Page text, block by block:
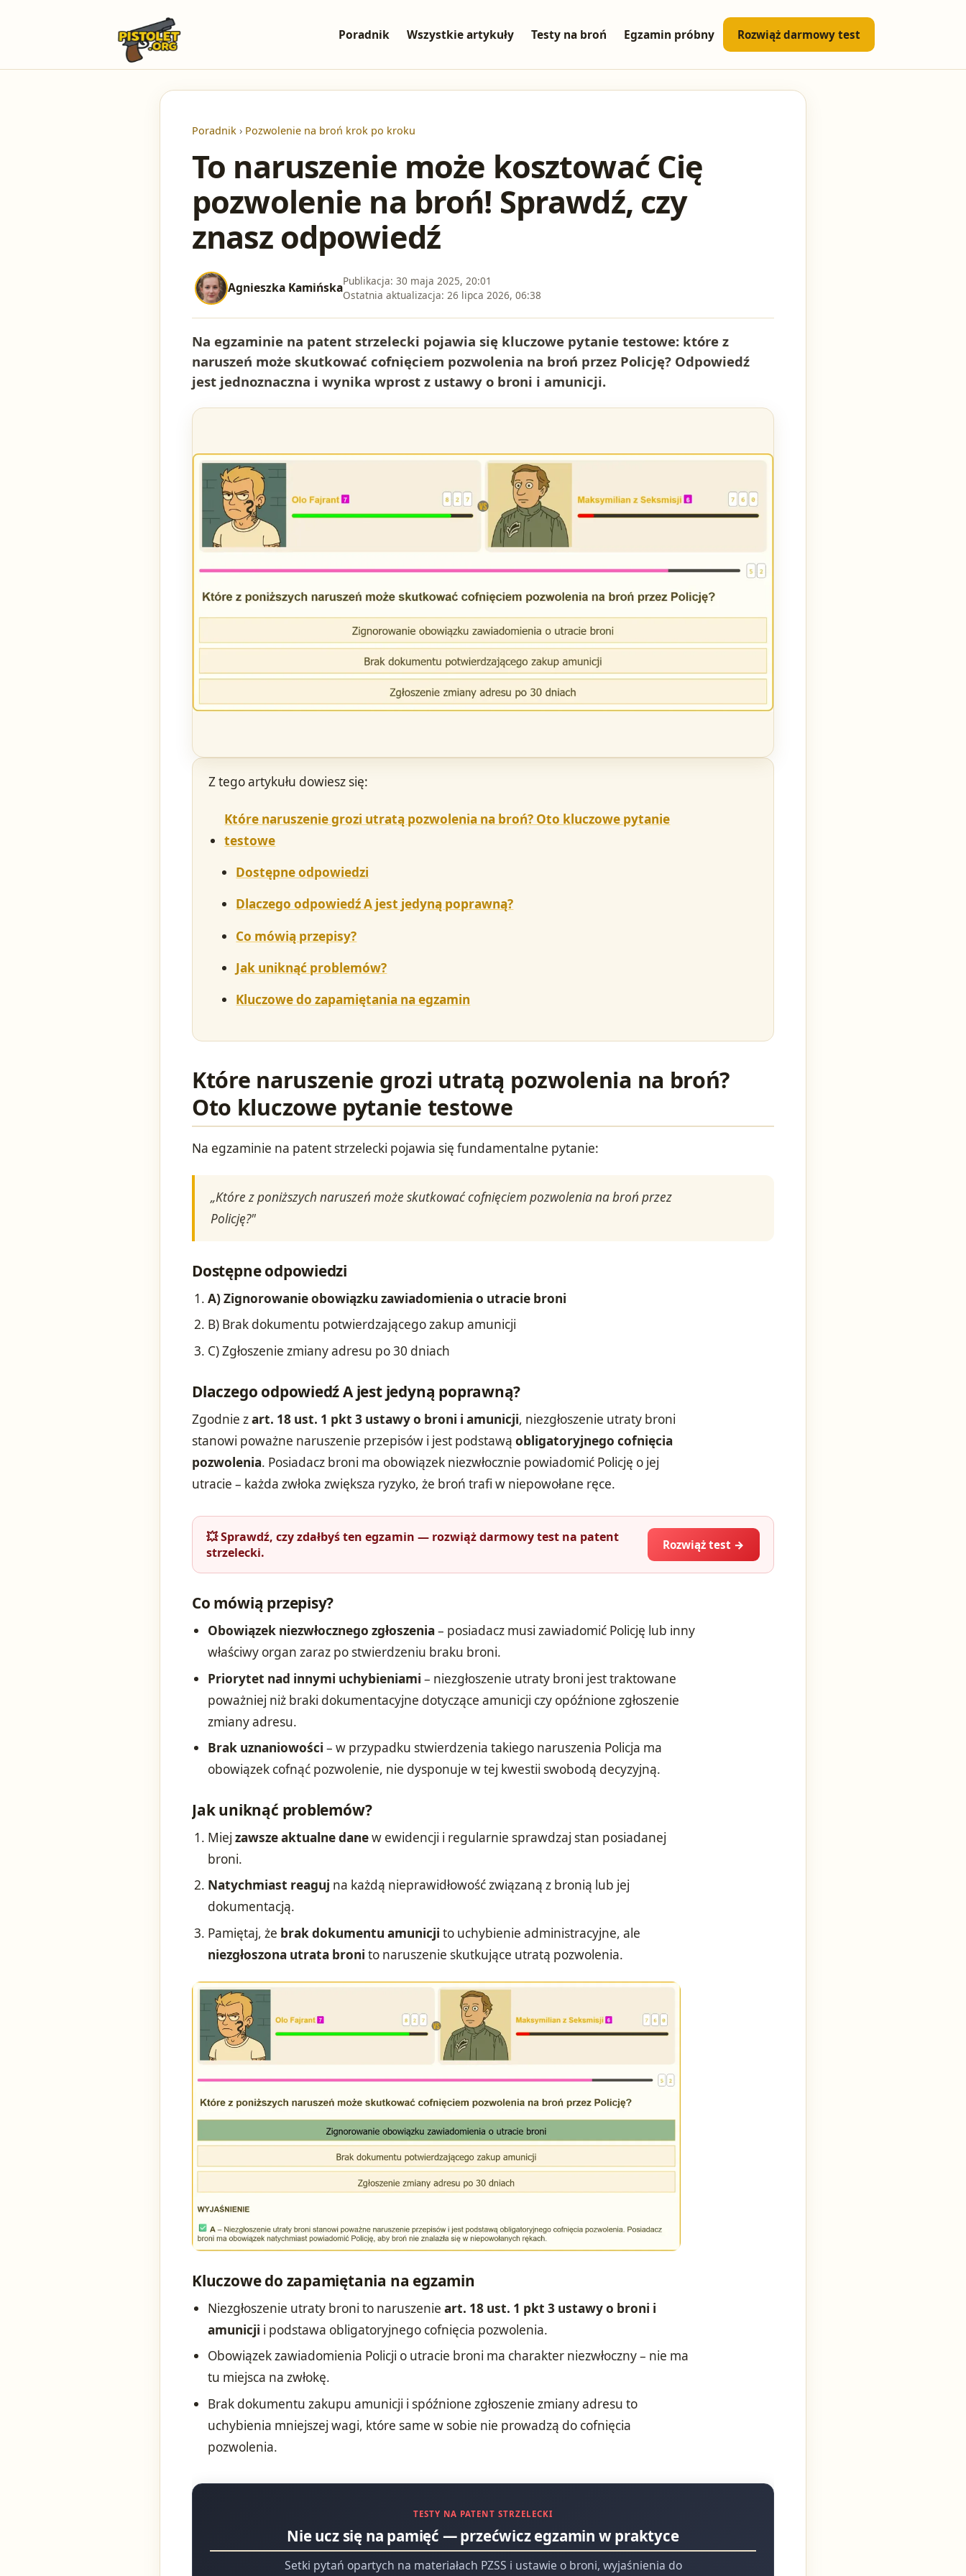
Poradnik Wszystkie artykuły Testy na broń Egzamin próbny Rozwiąż darmowy test
Poradnik › Pozwolenie na broń krok po kroku
To naruszenie może kosztować Cię
pozwolenie na broń! Sprawdź, czy
znasz odpowiedź
Agnieszka KamińskaPublikacja: 30 maja 2025, 20:01
Ostatnia aktualizacja: 26 lipca 2026, 06:38
Na egzaminie na patent strzelecki pojawia się kluczowe pytanie testowe: które z
naruszeń może skutkować cofnięciem pozwolenia na broń przez Policję? Odpowiedź
jest jednoznaczna i wynika wprost z ustawy o broni i amunicji.
Z tego artykułu dowiesz się:
Które naruszenie grozi utratą pozwolenia na broń? Oto kluczowe pytanie
testowe
Dostępne odpowiedzi
Dlaczego odpowiedź A jest jedyną poprawną?
Co mówią przepisy?
Jak uniknąć problemów?
Kluczowe do zapamiętania na egzamin
Które naruszenie grozi utratą pozwolenia na broń?
Oto kluczowe pytanie testowe
Na egzaminie na patent strzelecki pojawia się fundamentalne pytanie:
„Które z poniższych naruszeń może skutkować cofnięciem pozwolenia na broń przez
Policję?"
Dostępne odpowiedzi
A) Zignorowanie obowiązku zawiadomienia o utracie broni
B) Brak dokumentu potwierdzającego zakup amunicji
C) Zgłoszenie zmiany adresu po 30 dniach
Dlaczego odpowiedź A jest jedyną poprawną?
Zgodnie zart. 18 ust. 1 pkt 3 ustawy o broni i amunicji, niezgłoszenie utraty broni
stanowi poważne naruszenie przepisów i jest podstawą obligatoryjnego cofnięcia
pozwolenia. Posiadacz broni ma obowiązek niezwłocznie powiadomić Policję o jej
utracie – każda zwłoka zwiększa ryzyko, że broń trafi w niepowołane ręce.
💥 Sprawdź, czy zdałbyś ten egzamin — rozwiąż darmowy test na patent
strzelecki.
Rozwiąż test →
Co mówią przepisy?
Obowiązek niezwłocznego zgłoszenia– posiadacz musi zawiadomić Policję lub inny
właściwy organ zaraz po stwierdzeniu braku broni.
Priorytet nad innymi uchybieniami – niezgłoszenie utraty broni jest traktowane
poważniej niż braki dokumentacyjne dotyczące amunicji czy opóźnione zgłoszenie
zmiany adresu.
Brak uznaniowości – w przypadku stwierdzenia takiego naruszenia Policja ma
obowiązek cofnąć pozwolenie, nie dysponuje w tej kwestii swobodą decyzyjną.
Jak uniknąć problemów?
Miejzawsze aktualne danew ewidencji i regularnie sprawdzaj stan posiadanej
broni.
Natychmiast reaguj na każdą nieprawidłowość związaną z bronią lub jej
dokumentacją.
Pamiętaj, że brak dokumentu amunicji to uchybienie administracyjne, ale
niezgłoszona utrata broni to naruszenie skutkujące utratą pozwolenia.
Kluczowe do zapamiętania na egzamin
Niezgłoszenie utraty broni to naruszenieart. 18 ust. 1 pkt 3 ustawy o broni i
amunicji i podstawa obligatoryjnego cofnięcia pozwolenia.
Obowiązek zawiadomienia Policji o utracie broni ma charakter niezwłoczny – nie ma
tu miejsca na zwłokę.
Brak dokumentu zakupu amunicji i spóźnione zgłoszenie zmiany adresu to
uchybienia mniejszej wagi, które same w sobie nie prowadzą do cofnięcia
pozwolenia.
TESTY NA PATENT STRZELECKI
Nie ucz się na pamięć — przećwicz egzamin w praktyce
Setki pytań opartych na materiałach PZSS i ustawie o broni, wyjaśnienia do